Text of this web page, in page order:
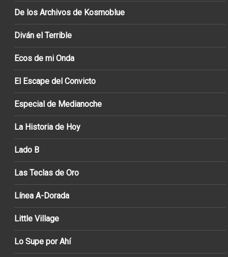
De los Archivos de Kosmoblue
Diván el Terrible
Ecos de mi Onda
El Escape del Convicto
Especial de Medianoche
La Historia de Hoy
Lado B
Las Teclas de Oro
Línea A-Dorada
Little Village
Lo Supe por Ahí